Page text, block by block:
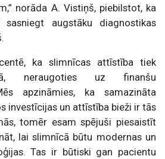
norāda A. Vistiņš, piebilstot, ka
augstāku diagnostikas
ka slimnīcas attīstība tiek
neraugoties uz finanšu
apzināmies, ka samazināta
investīcijas un attīstība bieži ir tās
tomēr esam spējuši piesaistīt
lai slimnīcā būtu modernas un
Tas ir būtiski gan pacientu